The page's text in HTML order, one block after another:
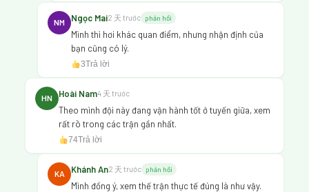
NM Ngọc Mai2 天 trước phản hồi
Mình thì hơi khác quan điểm, nhưng nhận định của
bạn cũng có lý.
3Trả lời
HN Hoài Nam4 天 trước
Theo mình đội này đang vận hành tốt ở tuyến giữa, xem
rất rõ trong các trận gần nhất.
74Trả lời
KA Khánh An2 天 trước phản hồi
Mình đồng ý, xem thế trận thực tế đúng là như vậy.